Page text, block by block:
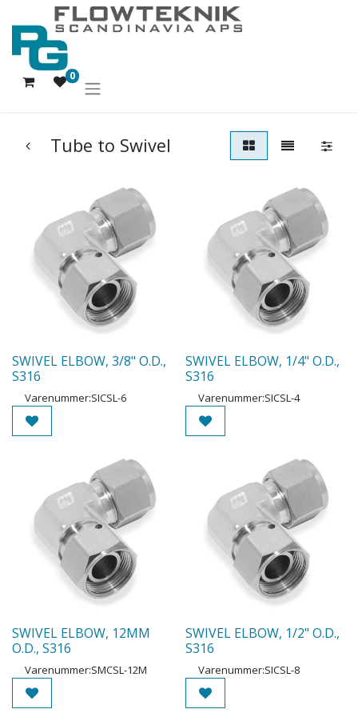
0
Tube to Swivel
SWIVEL ELBOW, 3/8" O.D.,
S316
Varenummer:SICSL-6
SWIVEL ELBOW, 1/4" O.D.,
S316
Varenummer:SICSL-4
SWIVEL ELBOW, 12MM
O.D., S316
Varenummer:SMCSL-12M
SWIVEL ELBOW, 1/2" O.D.,
S316
Varenummer:SICSL-8